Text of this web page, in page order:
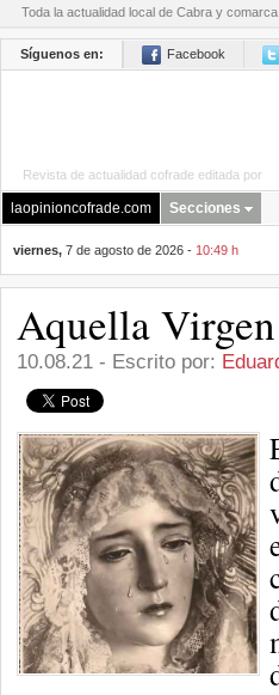
Toda la actualidad local de Cabra y
Síguenos en: Facebook
Revista de actualidad cofrade editada por
laopinioncofrade.com Secciones
viernes, 7 de agosto de 2026 - 10:49 h
Aquella
10.08.21 - Escrito por: